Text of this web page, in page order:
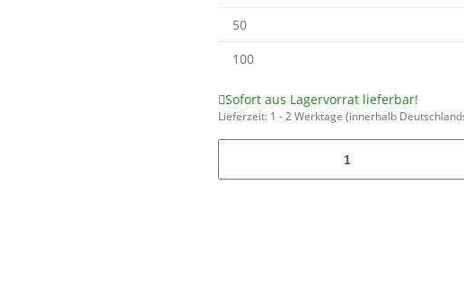
50
100
Sofort aus Lagervorrat lieferbar!
Lieferzeit: 1 - 2 Werktage (innerhalb